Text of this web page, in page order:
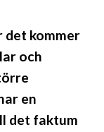
det kommer
och
en
det faktum